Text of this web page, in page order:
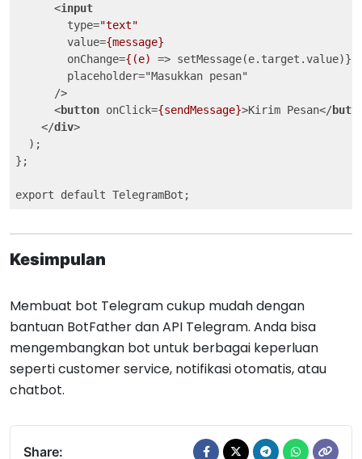
<input
type="text"
value={message}
onChange={(e) => setMessage(e.target.value)}
        placeholder="Masukkan pesan"
      />
<button onClick={sendMessage}>Kirim Pesan</
</div>
  );
};
export default TelegramBot;
Kesimpulan
Membuat bot Telegram cukup mudah dengan
bantuan BotFather dan API Telegram. Anda bisa
mengembangkan bot untuk berbagai keperluan
seperti customer service, notifikasi otomatis, atau
chatbot.
Share: